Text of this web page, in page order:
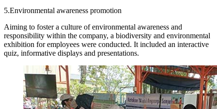
5.Environmental awareness promotion
Aiming to foster a culture of environmental awareness and
responsibility within the company, a biodiversity and environmental
exhibition for employees were conducted. It included an interactive
quiz, informative displays and presentations.